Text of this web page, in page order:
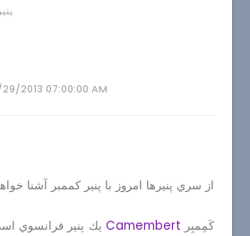
29/2013 07:00:00 AM
از سري پنيرها امروز با پنير كممبر آشنا
كَمِمبِر Camembert يك پنير فرانسوي